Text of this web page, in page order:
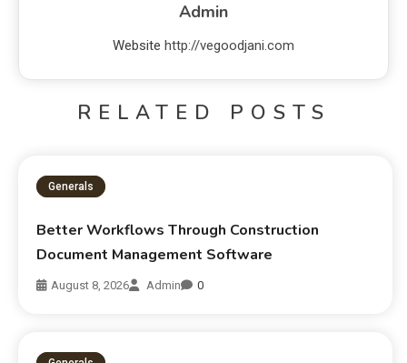
Admin
Website http://vegoodjani.com
RELATED POSTS
Generals
Better Workflows Through Construction
Document Management Software
August 8, 2026 Admin 0